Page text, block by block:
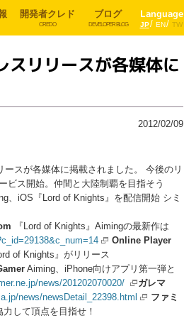
Language
JP EN TW
開発者クレド
CREDO
ブログ
DEVELOPER BLOG
リリースが各媒体に
2012/02/09
スが各媒体に掲載されました。 今後のリ
ス開始。仲間と大陸制覇を目指そう
、iOS『Lord of Knights』を配信開始 シミ
『Lord of Knights』Aimingの最新作は
Online Player
of Knights』がリリース
Aiming、iPhone向けアプリ第一弾と
news/201202070020/
ガレマ
news/newsDetail_22398.html
ファミ
して頂点を目指せ！